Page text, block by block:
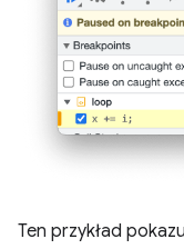
Ten przykład